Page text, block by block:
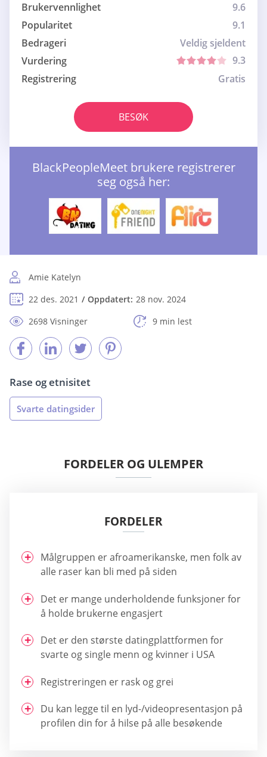
Brukervennlighet
9.6
Popularitet
9.1
Bedrageri
Veldig sjeldent
Vurdering
9.3
Registrering
Gratis
BESØK
BlackPeopleMeet brukere registrerer
seg også her:
Amie Katelyn
22 des. 2021
Oppdatert: 28 nov. 2024
2698 Visninger
9 min lest
Rase og etnisitet
Svarte datingsider
FORDELER OG ULEMPER
FORDELER
Målgruppen er afroamerikanske, men folk av
alle raser kan bli med på siden
Det er mange underholdende funksjoner for
å holde brukerne engasjert
Det er den største datingplattformen for
svarte og single menn og kvinner i USA
Registreringen er rask og grei
Du kan legge til en lyd-/videopresentasjon på
profilen din for å hilse på alle besøkende